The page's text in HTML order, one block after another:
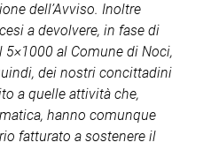
dell’Avviso. Inoltre
a devolvere, in fase di
al Comune di Noci,
dei nostri concittadini
a quelle attività che,
hanno comunque
fatturato a sostenere il